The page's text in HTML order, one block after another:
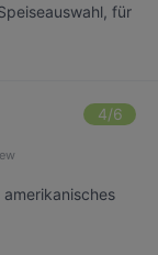
für
4/6